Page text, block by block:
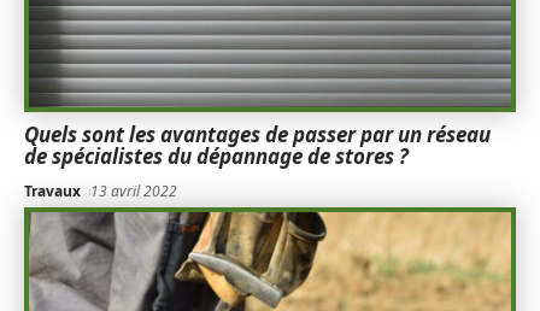
Quels sont les avantages de passer par un réseau
de spécialistes du dépannage de stores ?
Travaux 13 avril 2022